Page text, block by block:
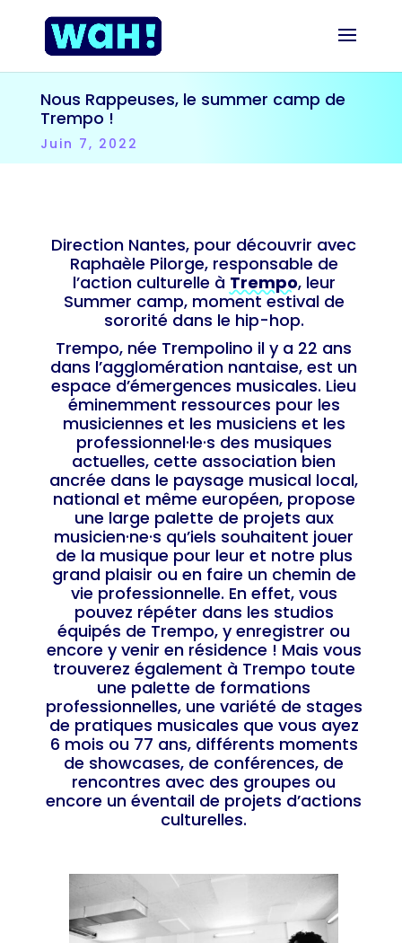
Nous Rappeuses, le summer camp de
Trempo !
Juin 7, 2022
Direction Nantes, pour découvrir avec
Raphaèle Pilorge, responsable de
l’action culturelle à Trempo, leur
Summer camp, moment estival de
sororité dans le hip-hop.
Trempo, née Trempolino il y a 22 ans
dans l’agglomération nantaise, est un
espace d’émergences musicales. Lieu
éminemment ressources pour les
musiciennes et les musiciens et les
professionnel·le·s des musiques
actuelles, cette association bien
ancrée dans le paysage musical local,
national et même européen, propose
une large palette de projets aux
musicien·ne·s qu’iels souhaitent jouer
de la musique pour leur et notre plus
grand plaisir ou en faire un chemin de
vie professionnelle. En effet, vous
pouvez répéter dans les studios
équipés de Trempo, y enregistrer ou
encore y venir en résidence ! Mais vous
trouverez également à Trempo toute
une palette de formations
professionnelles, une variété de stages
de pratiques musicales que vous ayez
6 mois ou 77 ans, différents moments
de showcases, de conférences, de
rencontres avec des groupes ou
encore un éventail de projets d’actions
culturelles.